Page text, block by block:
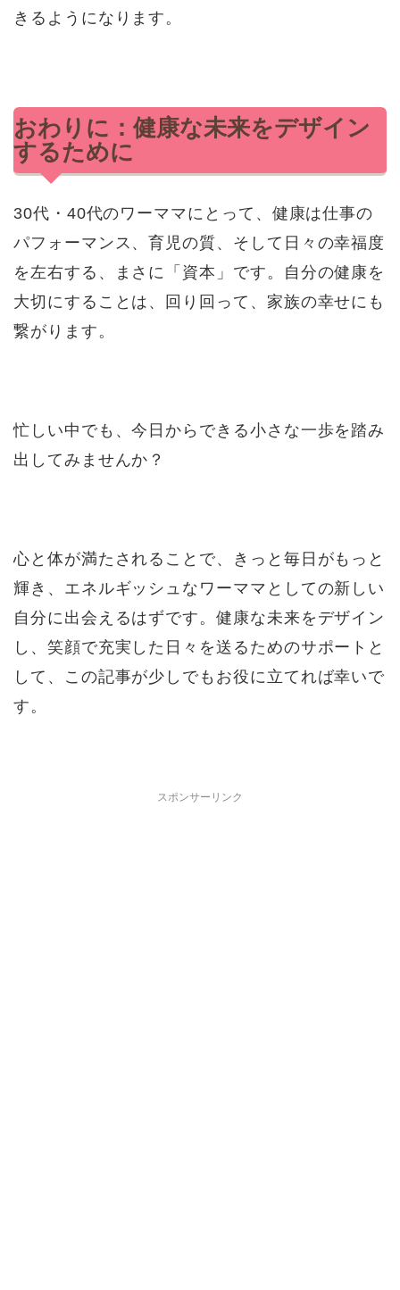
きるようになります。
おわりに：健康な未来をデザイン
するために
30代・40代のワーママにとって、健康は仕事の
パフォーマンス、育児の質、そして日々の幸福度
を左右する、まさに「資本」です。自分の健康を
大切にすることは、回り回って、家族の幸せにも
繋がります。
忙しい中でも、今日からできる小さな一歩を踏み
出してみませんか？
心と体が満たされることで、きっと毎日がもっと
輝き、エネルギッシュなワーママとしての新しい
自分に出会えるはずです。健康な未来をデザイン
し、笑顔で充実した日々を送るためのサポートと
して、この記事が少しでもお役に立てれば幸いで
す。
スポンサーリンク